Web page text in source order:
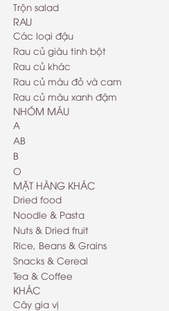
Trộn salad
RAU
Các loại đậu
Rau củ giàu tinh bột
Rau củ khác
Rau củ màu đỏ và cam
Rau củ màu xanh đậm
NHÓM MÁU
A
AB
B
O
MẶT HÀNG KHÁC
Dried food
Noodle & Pasta
Nuts & Dried fruit
Rice, Beans & Grains
Snacks & Cereal
Tea & Coffee
KHÁC
Cây gia vị